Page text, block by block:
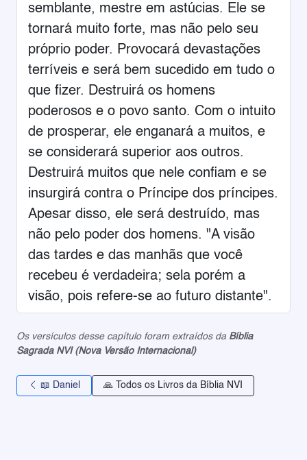
semblante, mestre em astúcias. Ele se
tornará muito forte, mas não pelo seu
próprio poder. Provocará devastações
terríveis e será bem sucedido em tudo o
que fizer. Destruirá os homens
poderosos e o povo santo. Com o intuito
de prosperar, ele enganará a muitos, e
se considerará superior aos outros.
Destruirá muitos que nele confiam e se
insurgirá contra o Príncipe dos príncipes.
Apesar disso, ele será destruído, mas
não pelo poder dos homens. "A visão
das tardes e das manhãs que você
recebeu é verdadeira; sela porém a
visão, pois refere-se ao futuro distante".
Os versículos desse capítulo foram extraídos da Bíblia
Sagrada NVI (Nova Versão Internacional)
📖 Daniel 🙏 Todos os Livros da Bíblia NVI